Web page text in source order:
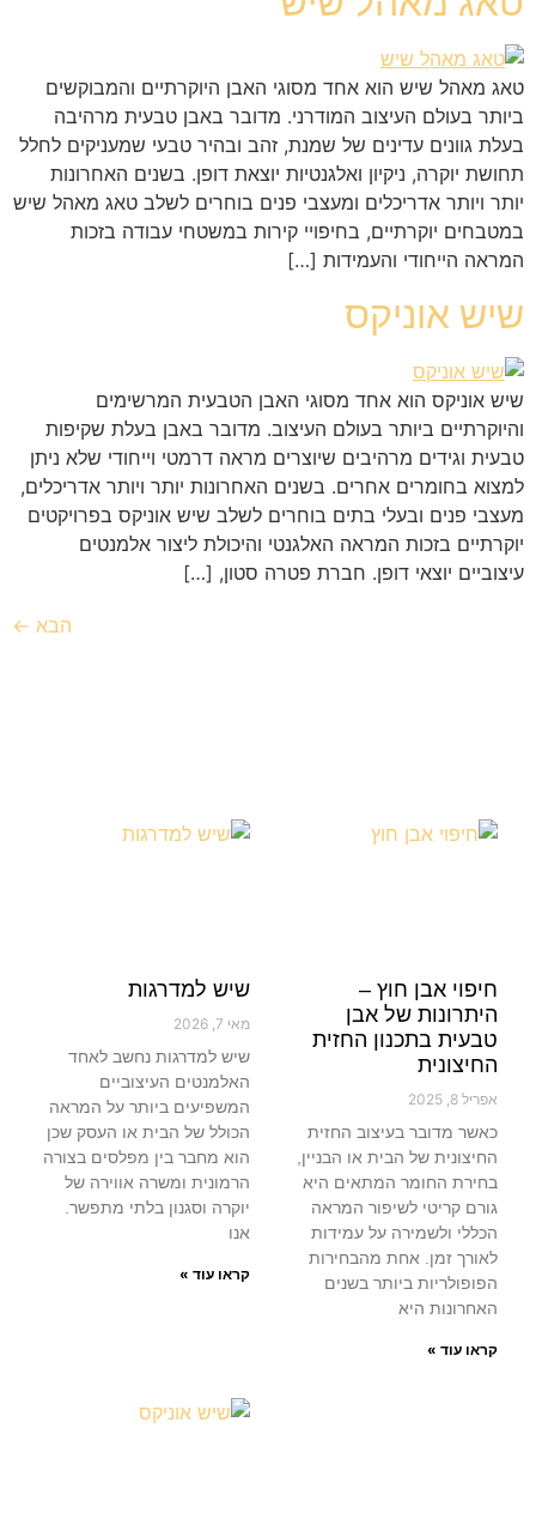
טאג מאהל שיש הוא אחד מסוגי האבן היוקרתיים והמבוקשים
ביותר בעולם העיצוב המודרני. מדובר באבן טבעית מרהיבה
בעלת גוונים עדינים של שמנת, זהב ובהיר טבעי שמעניקים לחלל
תחושת יוקרה, ניקיון ואלגנטיות יוצאת דופן. בשנים האחרונות
יותר ויותר אדריכלים ומעצבי פנים בוחרים לשלב טאג מאהל שיש
במטבחים יוקרתיים, בחיפויי קירות במשטחי עבודה בזכות
המראה הייחודי והעמידות […]
שיש אוניקס
שיש אוניקס הוא אחד מסוגי האבן הטבעית המרשימים
והיוקרתיים ביותר בעולם העיצוב. מדובר באבן בעלת שקיפות
טבעית וגידים מרהיבים שיוצרים מראה דרמטי וייחודי שלא ניתן
למצוא בחומרים אחרים. בשנים האחרונות יותר ויותר אדריכלים,
מעצבי פנים ובעלי בתים בוחרים לשלב שיש אוניקס בפרויקטים
יוקרתיים בזכות המראה האלגנטי והיכולת ליצור אלמנטים
עיצוביים יוצאי דופן. חברת פטרה סטון, […]
הבא ←
חיפוי אבן חוץ –
היתרונות של אבן
טבעית בתכנון החזית
החיצונית
אפריל 8, 2025
כאשר מדובר בעיצוב החזית
החיצונית של הבית או הבניין,
בחירת החומר המתאים היא
גורם קריטי לשיפור המראה
הכללי ולשמירה על עמידות
לאורך זמן. אחת מהבחירות
הפופולריות ביותר בשנים
האחרונות היא
קראו עוד »
שיש למדרגות
מאי 7, 2026
שיש למדרגות נחשב לאחד
האלמנטים העיצוביים
המשפיעים ביותר על המראה
הכולל של הבית או העסק שכן
הוא מחבר בין מפלסים בצורה
הרמונית ומשרה אווירה של
יוקרה וסגנון בלתי מתפשר.
אנו
קראו עוד »